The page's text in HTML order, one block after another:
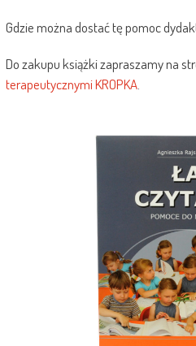
Gdzie można dostać tę pomoc
Do zakupu książki zapraszamy na
terapeutycznymi KROPKA.